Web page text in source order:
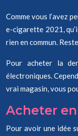
Comme vous l’avez
e-cigarette 2021,
rien en commun.
Pour acheter la
électroniques.
vrai magasin, vous
Acheter
Pour avoir une idée